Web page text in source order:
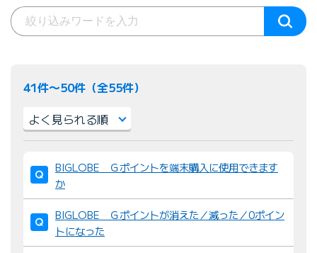
41件〜50件（全55件）
び
替
え
：
BIGLOBE Ｇポイントを端末購入に使用できます
か
BIGLOBE Ｇポイントが消えた／減った／0ポイン
トになった